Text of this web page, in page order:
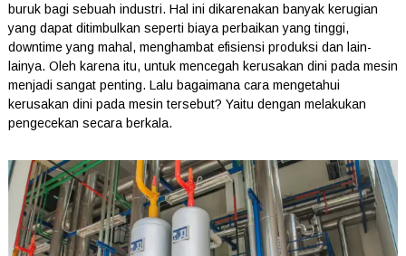
buruk bagi sebuah industri. Hal ini dikarenakan banyak kerugian
yang dapat ditimbulkan seperti biaya perbaikan yang tinggi,
downtime yang mahal, menghambat efisiensi produksi dan lain-
lainya. Oleh karena itu, untuk mencegah kerusakan dini pada mesin
menjadi sangat penting. Lalu bagaimana cara mengetahui
kerusakan dini pada mesin tersebut? Yaitu dengan melakukan
pengecekan secara berkala.